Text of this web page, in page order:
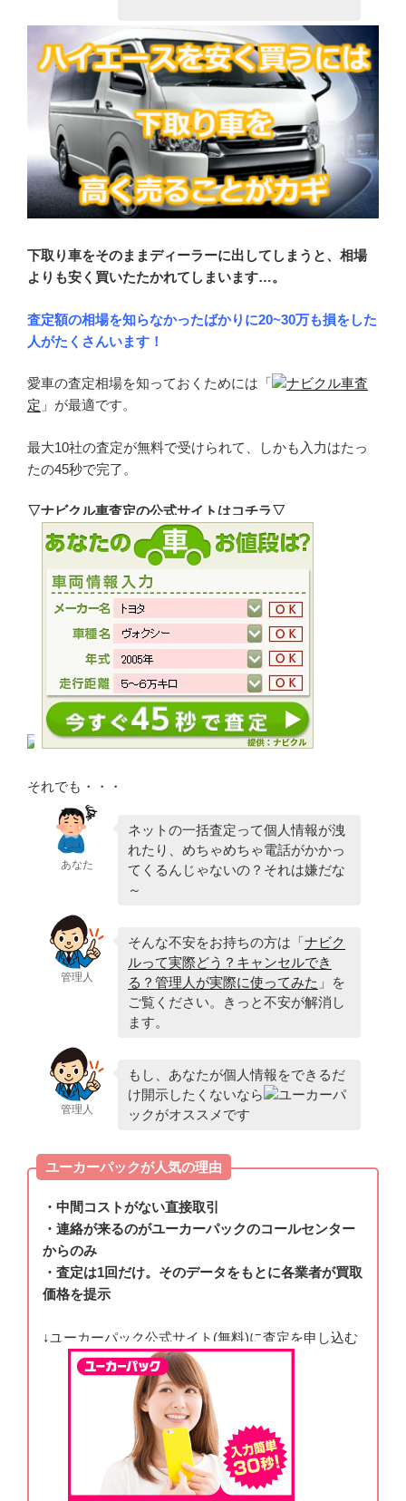
下取り車をそのままディーラーに出してしまうと、相場
よりも安く買いたたかれてしまいます…。
査定額の相場を知らなかったばかりに20~30万も損をした
人がたくさんいます！
愛車の査定相場を知っておくためには「
ナビクル車査
定 」が最適です。
最大10社の査定が無料で受けられて、しかも入力はたっ
たの45秒で完了。
▽ナビクル車査定の公式サイトはコチラ▽
それでも・・・
あなた
ネットの一括査定って個人情報が洩
れたり、めちゃめちゃ電話がかかっ
てくるんじゃないの？それは嫌だな
～
管理人
そんな不安をお持ちの方は「ナビク
ルって実際どう？キャンセルでき
る？管理人が実際に使ってみた 」を
ご覧ください。きっと不安が解消し
ます。
管理人
もし、あなたが個人情報をできるだ
け開示したくないなら
ユーカーパ
ックがオススメです
ユーカーパックが人気の理由
・中間コストがない直接取引
・連絡が来るのがユーカーパックのコールセンター
からのみ
・査定は1回だけ。そのデータをもとに各業者が買取
価格を提示
↓ユーカーパック公式サイト(無料)に査定を申し込む